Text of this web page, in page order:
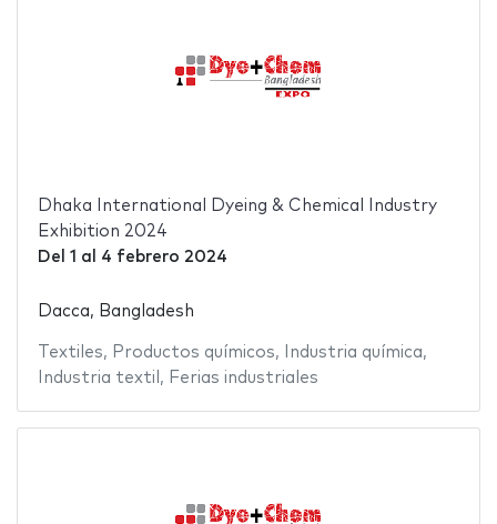
Dhaka International Dyeing & Chemical Industry
Exhibition 2024
Del 1 al 4 febrero 2024
Dacca, Bangladesh
Textiles, Productos químicos, Industria química,
Industria textil , Ferias industriales